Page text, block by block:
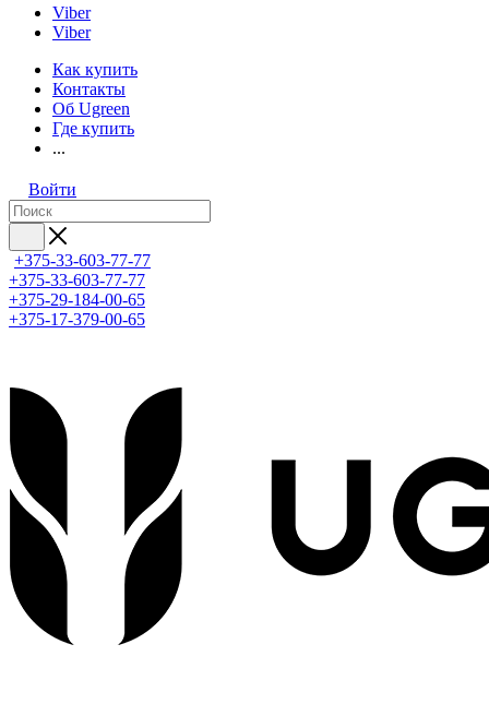
Viber
Viber
Как купить
Контакты
Об Ugreen
Где купить
...
Войти
+375-33-603-77-77
+375-33-603-77-77
+375-29-184-00-65
+375-17-379-00-65